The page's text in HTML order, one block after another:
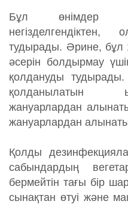
Бұл өнімдер
тудырады. Әрине, бұл
әсерін болдырмау
қолдануды
қолданылатын
жануарлардан
жануарлардан
Қолды
сабындардың
бермейтін тағы бір
сынақтан өтуі және